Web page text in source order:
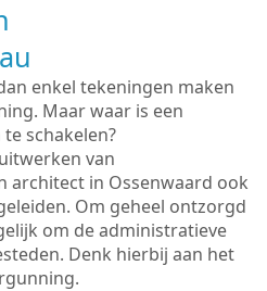
enkel tekeningen maken
Maar waar is een
schakelen?
van
architect in Ossenwaard ook
Om geheel ontzorgd
om de administratieve
Denk hierbij aan het